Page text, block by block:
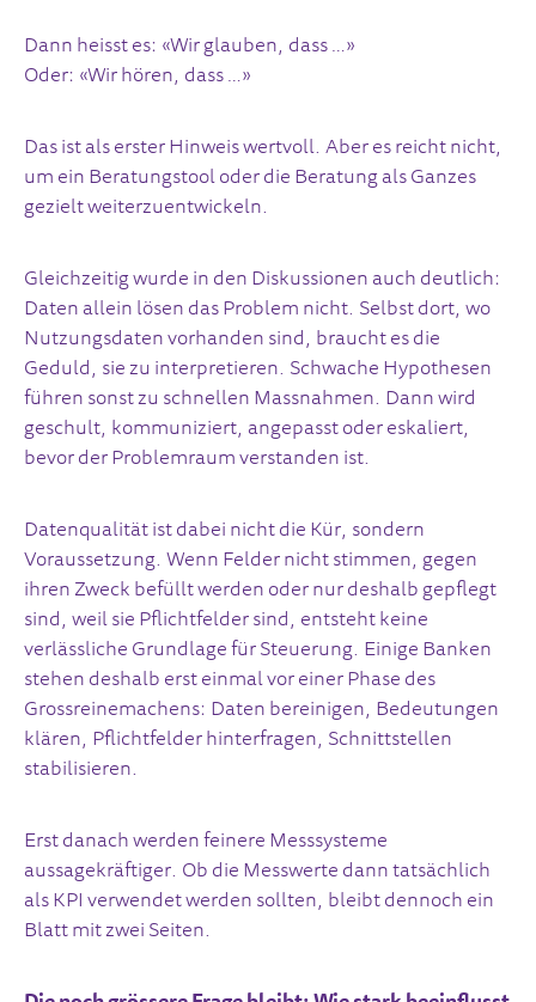
Dann heisst es: «Wir glauben, dass …»
Oder: «Wir hören, dass …»
Das ist als erster Hinweis wertvoll. Aber es reicht nicht,
um ein Beratungstool oder die Beratung als Ganzes
gezielt weiterzuentwickeln.
Gleichzeitig wurde in den Diskussionen auch deutlich:
Daten allein lösen das Problem nicht. Selbst dort, wo
Nutzungsdaten vorhanden sind, braucht es die
Geduld, sie zu interpretieren. Schwache Hypothesen
führen sonst zu schnellen Massnahmen. Dann wird
geschult, kommuniziert, angepasst oder eskaliert,
bevor der Problemraum verstanden ist.
Datenqualität ist dabei nicht die Kür, sondern
Voraussetzung. Wenn Felder nicht stimmen, gegen
ihren Zweck befüllt werden oder nur deshalb gepflegt
sind, weil sie Pflichtfelder sind, entsteht keine
verlässliche Grundlage für Steuerung. Einige Banken
stehen deshalb erst einmal vor einer Phase des
Grossreinemachens: Daten bereinigen, Bedeutungen
klären, Pflichtfelder hinterfragen, Schnittstellen
stabilisieren.
Erst danach werden feinere Messsysteme
aussagekräftiger. Ob die Messwerte dann tatsächlich
als KPI verwendet werden sollten, bleibt dennoch ein
Blatt mit zwei Seiten.